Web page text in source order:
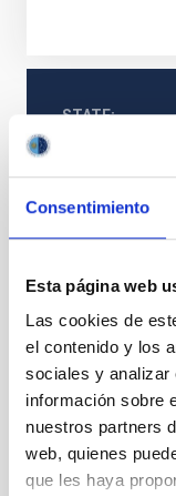
Consentimiento
Esta página web
Las cookies de
el contenido y los
sociales y analizar
información sobre
nuestros partners
web, quienes
que les haya
STATE
SPECIALTY
PROMOTION
PS-2024-
ANEXO III